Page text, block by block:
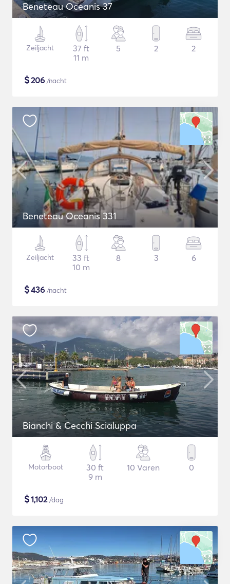
Beneteau Oceanis 37
Zeiljacht
37 ft
11 m
5 2 2
$206 /nacht
Beneteau Oceanis 331
Zeiljacht
33 ft
10 m
8 3 6
$436 /nacht
Bianchi & Cecchi Scialuppa
Motorboot
30 ft
9 m
10 Varen 0
$1,102/dag